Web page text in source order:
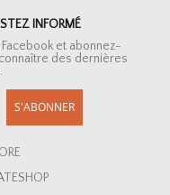
INFORMÉ
et abonnez-
des dernières
S'ABONNER